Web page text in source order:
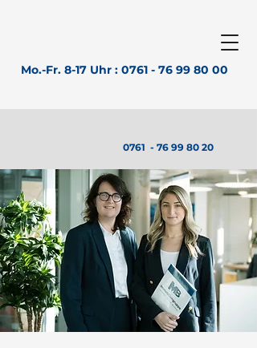
Mo.-Fr. 8-17 Uhr : 0761 - 76 99 80 00
0761 - 76 99 80 20